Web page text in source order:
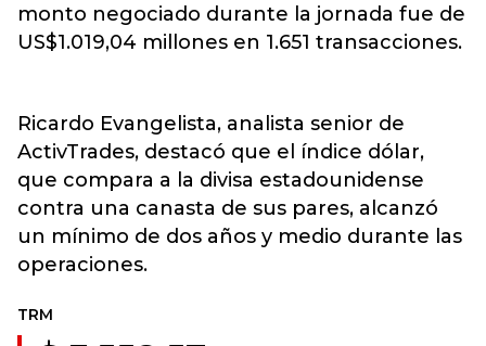
monto negociado durante la jornada fue de
US$1.019,04 millones en 1.651 transacciones.
Ricardo Evangelista, analista senior de
ActivTrades, destacó que el índice dólar,
que compara a la divisa estadounidense
contra una canasta de sus pares, alcanzó
un mínimo de dos años y medio durante las
operaciones.